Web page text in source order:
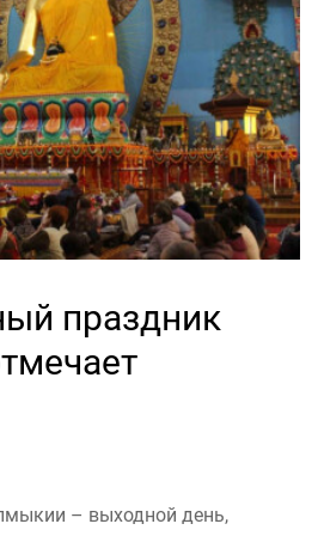
праздник
– выходной день,